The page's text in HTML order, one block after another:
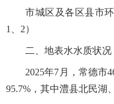
市城区及各区县市
1、2）
二、地表水水质状况
2025年7月，常德市
95.7%，其中澧县北民湖